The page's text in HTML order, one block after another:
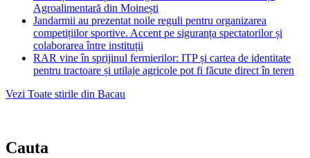
Agroalimentară din Moinești
Jandarmii au prezentat noile reguli pentru organizarea
competițiilor sportive. Accent pe siguranța spectatorilor și
colaborarea între instituții
RAR vine în sprijinul fermierilor: ITP și cartea de identitate
pentru tractoare și utilaje agricole pot fi făcute direct în teren
Vezi Toate stirile din Bacau
Cauta